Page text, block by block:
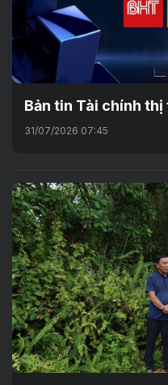
Bản tin Tài chính
31/07/2026 07:45